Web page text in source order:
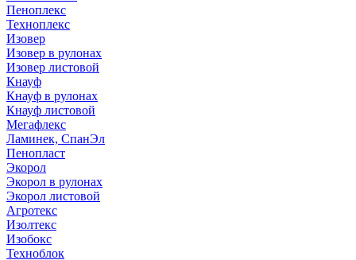
Пеноплекс
Техноплекс
Изовер
Изовер в рулонах
Изовер листовой
Кнауф
Кнауф в рулонах
Кнауф листовой
Мегафлекс
Ламинек, СпанЭл
Пенопласт
Экорол
Экорол в рулонах
Экорол листовой
Агротекс
Изолтекс
Изобокс
Техноблок